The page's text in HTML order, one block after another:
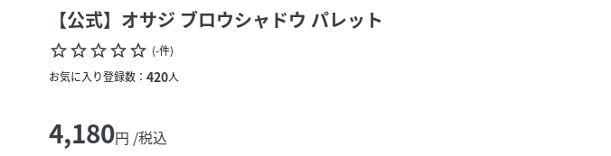
【公式】オサジ ブロウシャドウ パレット
star_borderstar_borderstar_borderstar_borderstar_border (-件)
お気に入り登録数： 420人
4,180円 /税込